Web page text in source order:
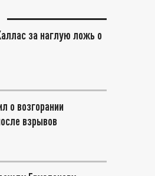
за наглую ложь о
о возгорании
взрывов